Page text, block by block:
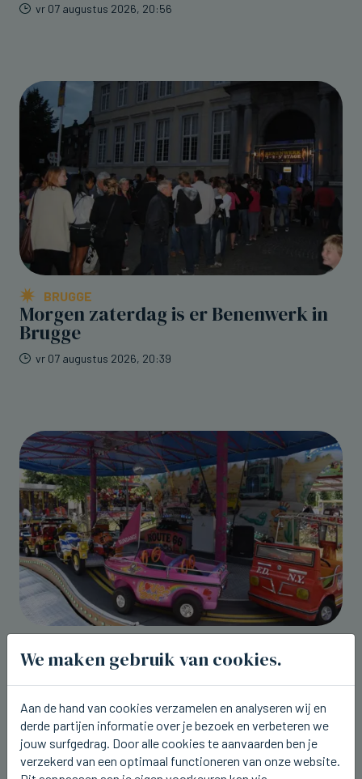
vr 07 augustus 2026, 20:56
BRUGGE
Morgen zaterdag is er Benenwerk in
Brugge
vr 07 augustus 2026, 20:39
Dit weekend kermis rond het station
van Beernem
vr 07 augustus 2026, 20:17
We maken gebruik van cookies.
Aan de hand van cookies verzamelen en analyseren wij en
derde partijen informatie over je bezoek en verbeteren we
jouw surfgedrag. Door alle cookies te aanvaarden ben je
verzekerd van een optimaal functioneren van onze website.